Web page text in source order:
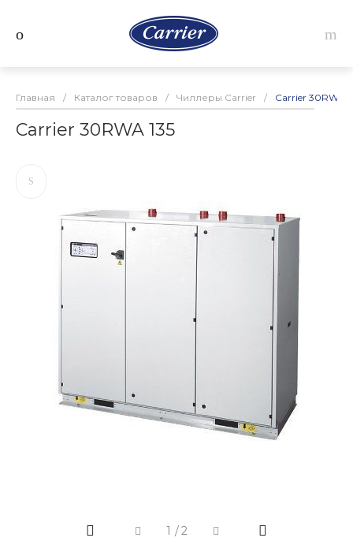
Главная / Каталог товаров / Чиллеры Carrier / Carrier 30RWA
Carrier 30RWA 135
1 /2